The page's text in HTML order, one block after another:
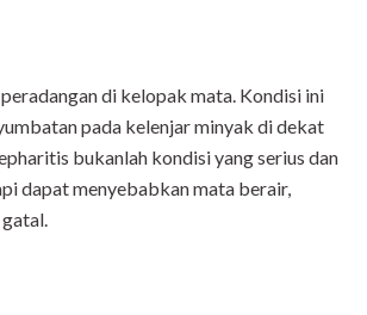
di kelopak mata. Kondisi ini
pada kelenjar minyak di dekat
bukanlah kondisi yang serius dan
dapat menyebabkan mata berair,